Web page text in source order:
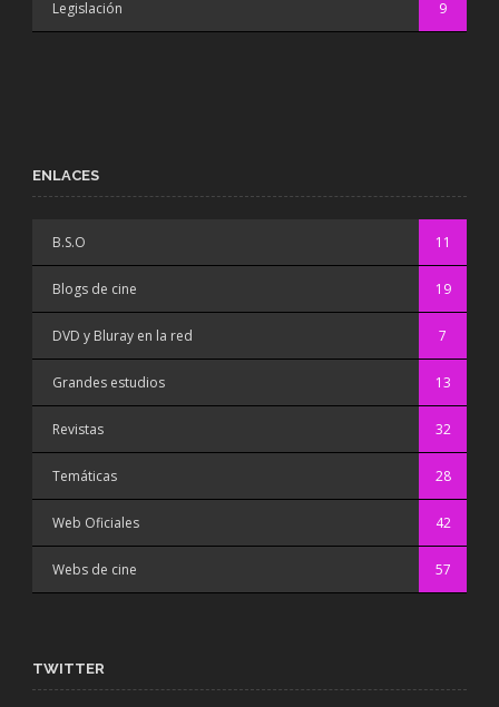
Legislación 9
ENLACES
B.S.O 11
Blogs de cine 19
DVD y Bluray en la red 7
Grandes estudios 13
Revistas 32
Temáticas 28
Web Oficiales 42
Webs de cine 57
TWITTER